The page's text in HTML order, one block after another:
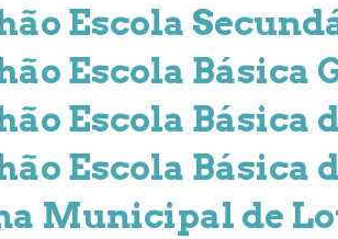
Escola
Escola Básica
Escola Básica
Escola Básica
Municipal de